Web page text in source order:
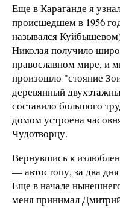
Еще в Караганде я
происшедшем в 1956
назывался
Николая получило
православном мире, и
произошло "стояние
деревянный
составило большого
домом устроена
Чудотворцу.
Вернувшись к
— автостопу, за два
Еще в начале
меня принимал